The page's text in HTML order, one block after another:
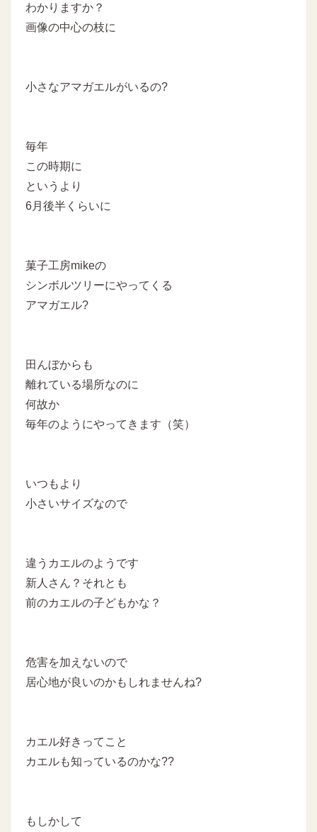
わかりますか？
画像の中心の枝に
小さなアマガエルがいるの?
毎年
この時期に
というより
6月後半くらいに
菓子工房mikeの
シンボルツリーにやってくる
アマガエル?
田んぼからも
離れている場所なのに
何故か
毎年のようにやってきます（笑）
いつもより
小さいサイズなので
違うカエルのようです
新人さん？それとも
前のカエルの子どもかな？
危害を加えないので
居心地が良いのかもしれませんね?
カエル好きってこと
カエルも知っているのかな??
もしかして